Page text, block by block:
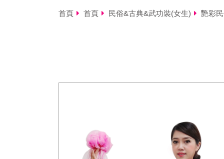
首頁 首頁 民俗&古典&武功裝(女生) 艷彩